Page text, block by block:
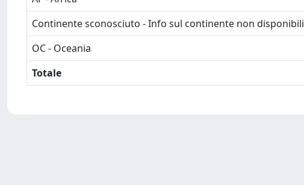
Continente sconosciuto - Info sul continente non disponibili
OC - Oceania
Totale